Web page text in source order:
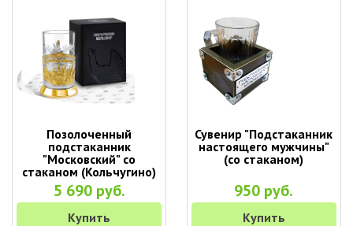
Позолоченный
подстаканник
"Московский" со
стаканом (Кольчугино)
5 690 руб.
Купить
Сувенир "Подстаканник
настоящего мужчины"
(со стаканом)
950 руб.
Купить